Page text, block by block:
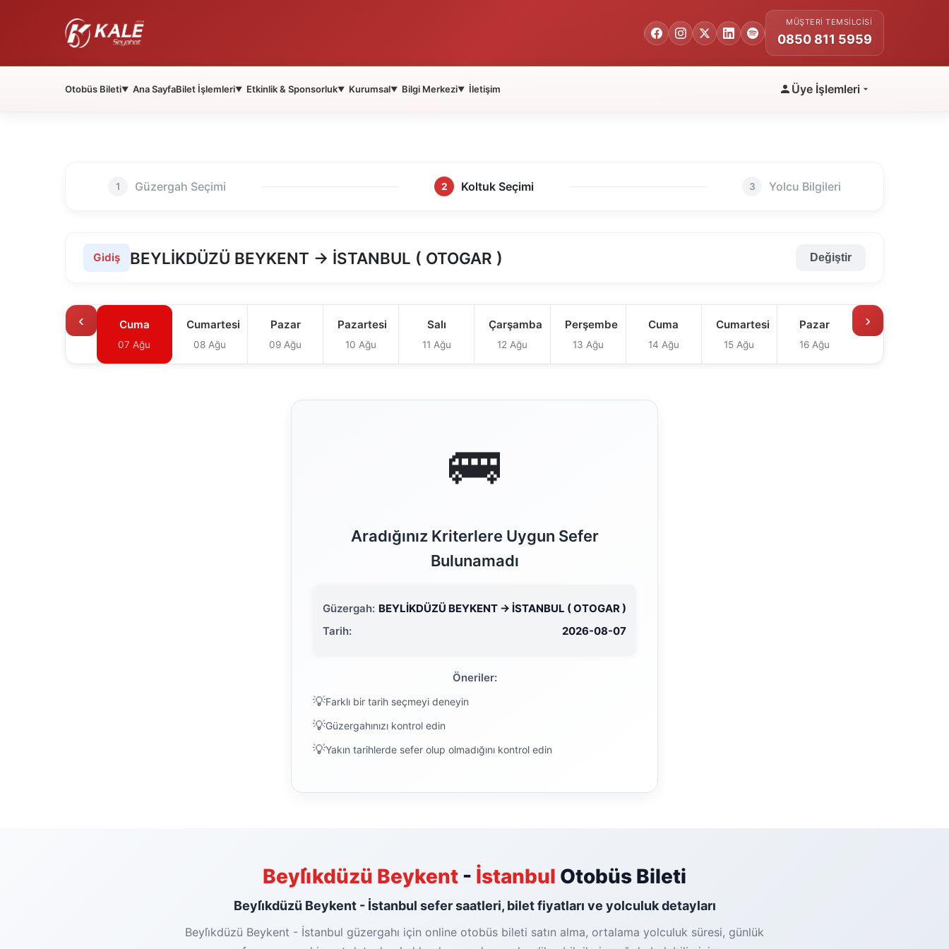
MÜŞTERI TEMSILCISI
0850 811 5959
Otobüs Bileti▼ Ana SayfaBilet İşlemleri▼ Etkinlik & Sponsorluk▼ Kurumsal▼ Bilgi Merkezi▼ İletişim Üye İşlemleri
1 Güzergah Seçimi 2 Koltuk Seçimi 3 Yolcu Bilgileri
Gidiş BEYLİKDÜZÜ BEYKENT → İSTANBUL ( OTOGAR ) Değiştir
‹ Cuma
07 Ağu
Cumartesi
08 Ağu
Pazar
09 Ağu
Pazartesi
10 Ağu
Salı
11 Ağu
Çarşamba
12 Ağu
Perşembe
13 Ağu
Cuma
14 Ağu
Cumartesi
15 Ağu
Pazar
16 Ağu
›
🚌
Aradığınız Kriterlere Uygun Sefer
Bulunamadı
Güzergah: BEYLİKDÜZÜ BEYKENT → İSTANBUL ( OTOGAR )
Tarih:
2026-08-07
Öneriler:
Farklı bir tarih seçmeyi deneyin
Güzergahınızı kontrol edin
Yakın tarihlerde sefer olup olmadığını kontrol edin
Beyli̇kdüzü Beykent - İstanbul Otobüs Bileti
Beyli̇kdüzü Beykent - İstanbul sefer saatleri, bilet fiyatları ve yolculuk detayları
Beyli̇kdüzü Beykent - İstanbul güzergahı için online otobüs bileti satın alma, ortalama yolculuk süresi, günlük